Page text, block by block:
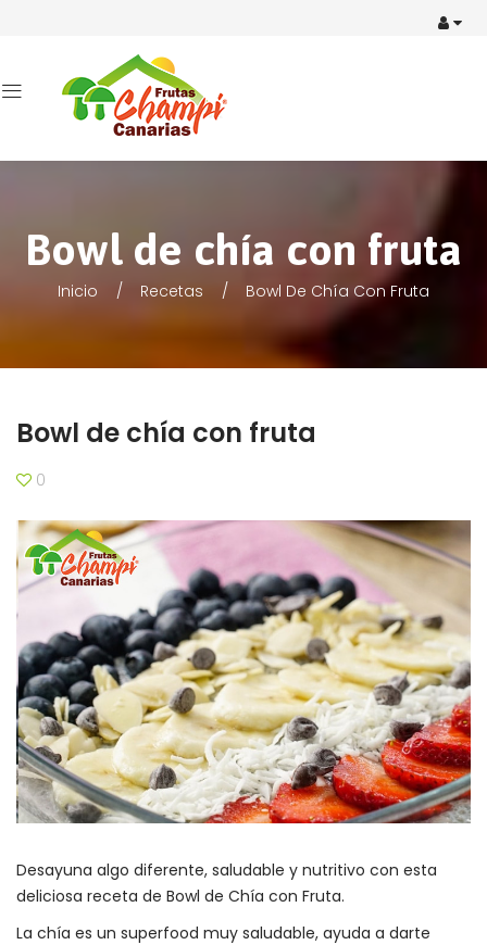
Bowl de chía con fruta
Inicio Recetas Bowl De Chía Con Fruta
Bowl de chía con fruta
0
Desayuna algo diferente, saludable y nutritivo con esta
deliciosa receta de Bowl de Chía con Fruta.
La chía es un superfood muy saludable, ayuda a darte